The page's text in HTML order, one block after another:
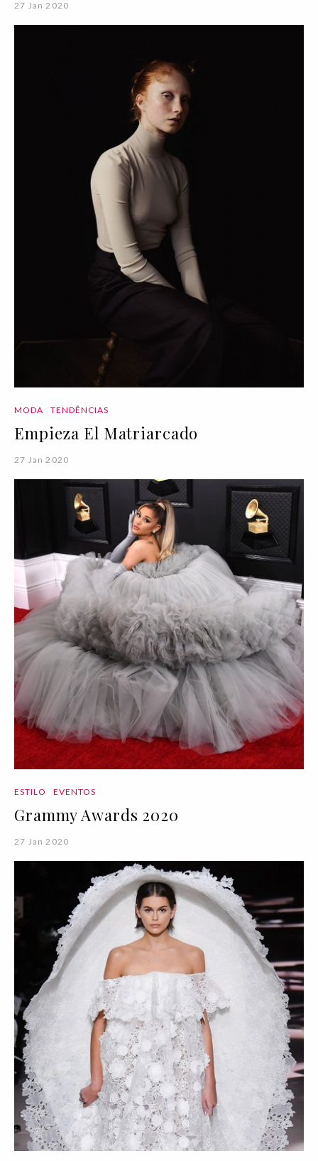
27 Jan 2020
MODA TENDÊNCIAS
Empieza El Matriarcado
27 Jan 2020
ESTILO EVENTOS
Grammy Awards 2020
27 Jan 2020